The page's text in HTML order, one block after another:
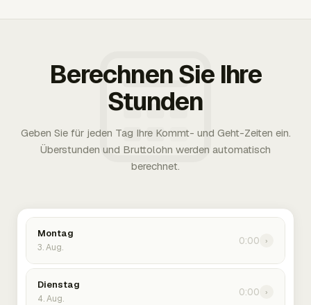
Berechnen Sie Ihre
Stunden
Geben Sie für jeden Tag Ihre Kommt- und Geht-Zeiten ein.
Überstunden und Bruttolohn werden automatisch
berechnet.
Montag
3. Aug.
0:00 ›
Dienstag
4. Aug.
0:00 ›